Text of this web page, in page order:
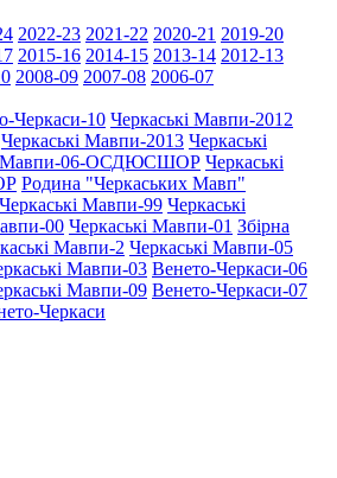
2022-23 2021-22 2020-21 2019-20
2015-16 2014-15 2013-14 2012-13
2008-09 2007-08 2006-07
Черкаси-10 Черкаські Мавпи-2012
Черкаські Мавпи-2013 Черкаські
Мавпи-06-ОСДЮСШОР Черкаські
Родина "Черкаcьких Мавп"
Черкаські Мавпи-99 Черкаські
00 Черкаські Мавпи-01 Збірна
Мавпи-2 Черкаські Мавпи-05
Мавпи-03 Венето-Черкаси-06
Мавпи-09 Венето-Черкаси-07
Черкаси